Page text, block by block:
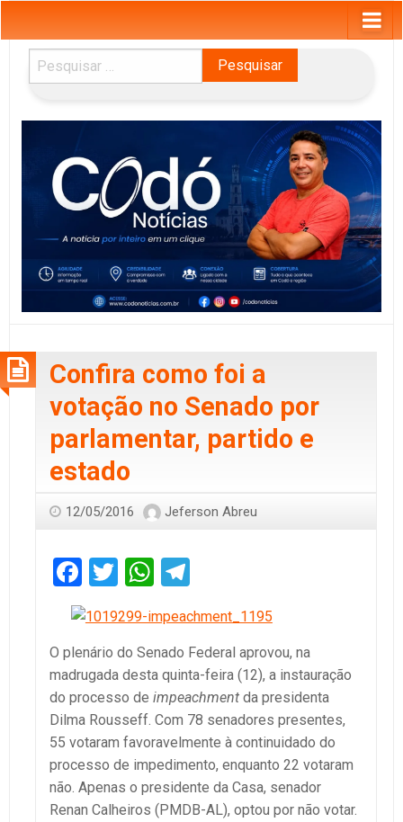
Pesquisar
por:
Confira como foi a
votação no Senado por
parlamentar, partido e
estado
12/05/2016 Jeferson Abreu
Facebook
TwitterWhatsApp
O plenário do Senado Federal aprovou, na
madrugada desta quinta-feira (12), a instauração
do processo de impeachment da presidenta
Dilma Rousseff. Com 78 senadores presentes,
55 votaram favoravelmente à continuidado do
processo de impedimento, enquanto 22 votaram
não. Apenas o presidente da Casa, senador
Renan Calheiros (PMDB-AL), optou por não votar.